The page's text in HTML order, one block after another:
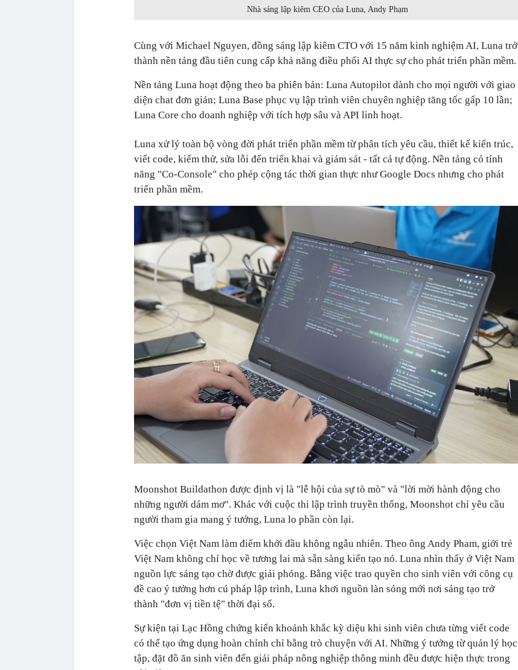
Nhà sáng lập kiêm CEO của Luna, Andy Phạm
Cùng với Michael Nguyen, đồng sáng lập kiêm CTO với 15 năm kinh nghiệm AI, Luna trở
thành nền tảng đầu tiên cung cấp khả năng điều phối AI thực sự cho phát triển phần mềm.
Nền tảng Luna hoạt động theo ba phiên bản: Luna Autopilot dành cho mọi người với giao
diện chat đơn giản; Luna Base phục vụ lập trình viên chuyên nghiệp tăng tốc gấp 10 lần;
Luna Core cho doanh nghiệp với tích hợp sâu và API linh hoạt.
Luna xử lý toàn bộ vòng đời phát triển phần mềm từ phân tích yêu cầu, thiết kế kiến trúc,
viết code, kiểm thử, sửa lỗi đến triển khai và giám sát - tất cả tự động. Nền tảng có tính
năng "Co-Console" cho phép cộng tác thời gian thực như Google Docs nhưng cho phát
triển phần mềm.
Moonshot Buildathon được định vị là "lễ hội của sự tò mò" và "lời mời hành động cho
những người dám mơ". Khác với cuộc thi lập trình truyền thống, Moonshot chỉ yêu cầu
người tham gia mang ý tưởng, Luna lo phần còn lại.
Việc chọn Việt Nam làm điểm khởi đầu không ngẫu nhiên. Theo ông Andy Pham, giới trẻ
Việt Nam không chỉ học về tương lai mà sẵn sàng kiến tạo nó. Luna nhìn thấy ở Việt Nam
nguồn lực sáng tạo chờ được giải phóng. Bằng việc trao quyền cho sinh viên với công cụ
đề cao ý tưởng hơn cú pháp lập trình, Luna khơi nguồn làn sóng mới nơi sáng tạo trở
thành "đơn vị tiền tệ" thời đại số.
Sự kiện tại Lạc Hồng chứng kiến khoảnh khắc kỳ diệu khi sinh viên chưa từng viết code
có thể tạo ứng dụng hoàn chỉnh chỉ bằng trò chuyện với AI. Những ý tưởng từ quản lý học
tập, đặt đồ ăn sinh viên đến giải pháp nông nghiệp thông minh đều được hiện thực trong